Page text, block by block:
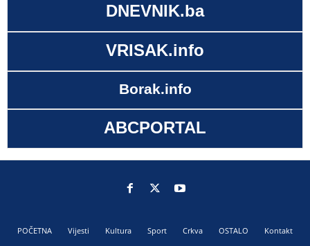
DNEVNIK.ba
VRISAK.info
Borak.info
ABCPORTAL
POČETNA Vijesti Kultura Sport Crkva OSTALO
Kontakt